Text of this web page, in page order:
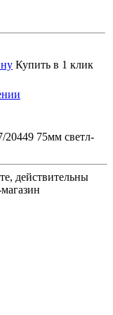
Купить в 1 клик
75мм светл-
действительны